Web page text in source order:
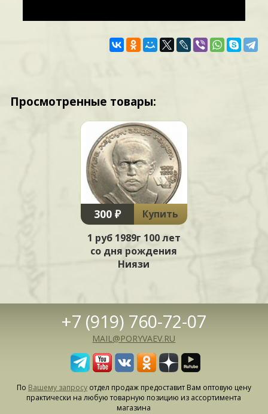
Просмотренные товары:
300 ₽
Купить
1 руб 1989г 100 лет
со дня рождения
Ниязи
+7 (919) 760-72-07
MAIL@PORYVAEV.RU
По Вашему запросуотдел продаж предоставит Вам оптовую цену
практически на любую товарную позицию из ассортимента
магазина